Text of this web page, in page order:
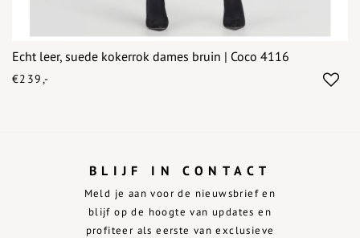
Echt leer, suede kokerrok dames bruin | Coco 4116
€239,-
BLIJF IN CONTACT
Meld je aan voor de nieuwsbrief en
blijf op de hoogte van updates en
profiteer als eerste van exclusieve